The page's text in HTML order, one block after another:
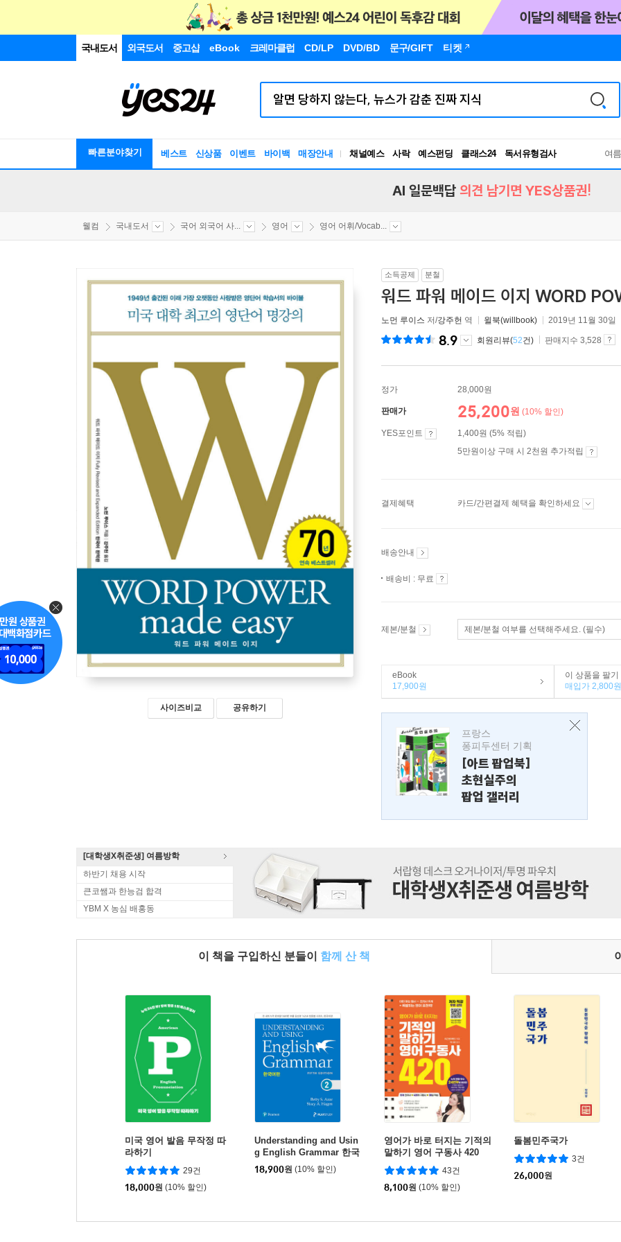
국내도서 외국도서 중고샵 eBook 크레마클럽 CD/LP DVD/BD 문구/GIFT 티켓
빠른분야찾기 베스트 신상품 이벤트 바이백 매장안내 채널예스 사락 예스펀딩 클래스24
독서유형검사
RBTI Lab
여
AI 일문백답 의견 남기면 YES상품권!
웰컴 국내도서 국어 외국어 사... 영어 영어 어휘/Vocab...
사이즈비교 공유하기
소득공제 분철
워드 파워 메이드 이지 WORD
노먼 루이스 저/강주헌 역 윌북(willbook) 2019년 11월 30일
8.9 회원리뷰(52건) 판매지수 3,528
정가 28,000원
판매가 25,200원 (10% 할인)
YES포인트
1,400원 (5% 적립)
5만원이상 구매 시 2천원 추가적립
결제혜택 카드/간편결제 혜택을 확인하세요
배송안내
배송비 : 무료
제본/분철 제본/분철 여부를 선택해주세요. (필수)
eBook
17,900원
이 상품을 팔기
매입가 2,800원
프랑스
퐁피두센터 기획
[아트 팝업북]
초현실주의
팝업 갤러리
[대학생X취준생] 여름방학
하반기 채용 시작
큰코쌤과 한능검 합격
YBM X 농심 배홍동
이 책을 구입하신 분들이 함께 산 책
미국 영어 발음 무작정 따
라하기
29건
18,000원 (10% 할인)
Understanding and Usin
g English Grammar 한국
어판 제2권
18,900원 (10% 할인)
영어가 바로 터지는 기적의
말하기 영어 구동사 420
43건
8,100원 (10% 할인)
돌봄민주국가
3건
26,000원